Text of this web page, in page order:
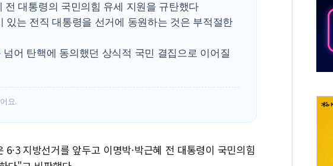
양주 가전제품 창고서 화재…차량 3대·건물 1동 전소
종로·중구 오피스 78%가 준공 10년 이상…리뉴얼이
법원, '관저 이전 봐주기 감사' 유병호 구속적부심 기각
전 대통령의 국민의힘 유세 지원을 규탄했다
있는 전직 대통령을 선거에 동원하는 것은 부적절한
어 탄핵에 동의했던 상식적 국민 결집으로 이어질
요.
지방선거를 앞두고 이명박·박근혜 전 대통령이 국민의힘